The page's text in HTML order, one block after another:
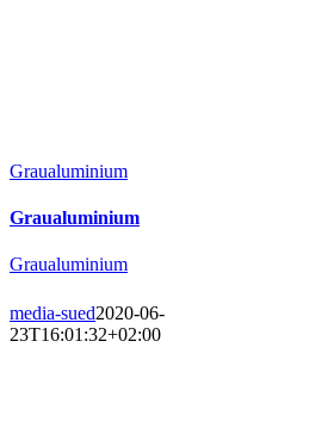
Graualuminium
Graualuminium
Graualuminium
media-sued2020-06-
23T16:01:32+02:00